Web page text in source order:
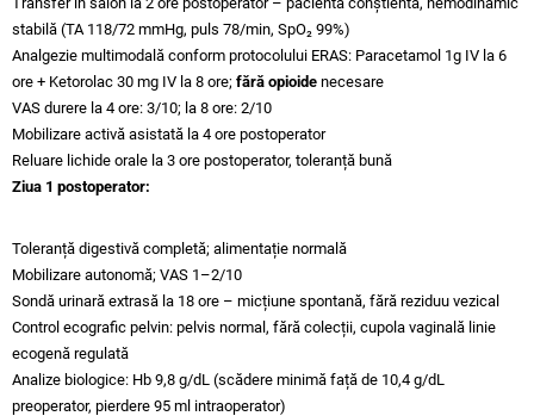
stabilă (TA 118/72 mmHg, puls 78/min, SpO₂ 99%)
Analgezie multimodală conform protocolului ERAS: Paracetamol 1g IV la 6
ore + Ketorolac 30 mg IV la 8 ore; fără opioide necesare
VAS durere la 4 ore: 3/10; la 8 ore: 2/10
Mobilizare activă asistată la 4 ore postoperator
Reluare lichide orale la 3 ore postoperator, toleranță bună
Ziua 1 postoperator:
Toleranță digestivă completă; alimentație normală
Mobilizare autonomă; VAS 1–2/10
Sondă urinară extrasă la 18 ore – micțiune spontană, fără reziduu vezical
Control ecografic pelvin: pelvis normal, fără colecții, cupola vaginală linie
ecogenă regulată
Analize biologice: Hb 9,8 g/dL (scădere minimă față de 10,4 g/dL
preoperator, pierdere 95 ml intraoperator)